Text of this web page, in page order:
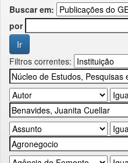
Buscar em:
por
Filtros correntes: